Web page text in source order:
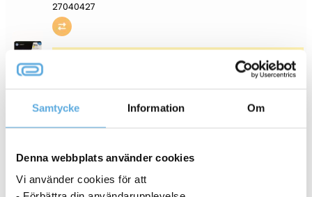
Samtycke Information Om
Denna webbplats använder cookies
Vi använder cookies för att
27040427
6-8 dagar